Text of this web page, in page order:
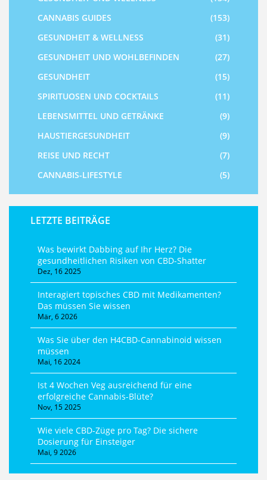
CANNABIS GUIDES
(153)
GESUNDHEIT & WELLNESS
(31)
GESUNDHEIT UND WOHLBEFINDEN
(27)
GESUNDHEIT
(15)
SPIRITUOSEN UND COCKTAILS
(11)
LEBENSMITTEL UND GETRÄNKE
(9)
HAUSTIERGESUNDHEIT
(9)
REISE UND RECHT
(7)
CANNABIS-LIFESTYLE
(5)
LETZTE BEITRÄGE
Was bewirkt Dabbing auf Ihr Herz? Die
gesundheitlichen Risiken von CBD-Shatter
Dez, 16 2025
Interagiert topisches CBD mit Medikamenten?
Das müssen Sie wissen
Mär, 6 2026
Was Sie über den H4CBD-Cannabinoid wissen
müssen
Mai, 16 2024
Ist 4 Wochen Veg ausreichend für eine
erfolgreiche Cannabis-Blüte?
Nov, 15 2025
Wie viele CBD-Züge pro Tag? Die sichere
Dosierung für Einsteiger
Mai, 9 2026